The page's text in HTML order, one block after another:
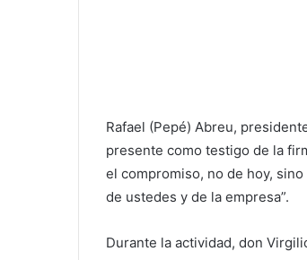
Rafael (Pepé) Abreu,
presente como testigo de la
el compromiso, no de hoy,
de ustedes y de la empresa”.
Durante la actividad, don